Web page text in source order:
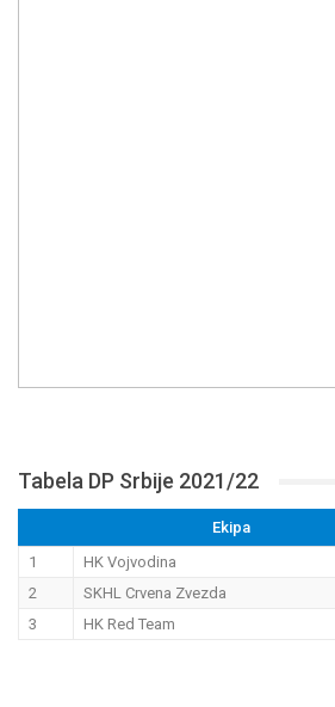
Tabela DP Srbije 2021/22
Ekipa
1
HK Vojvodina
2
SKHL Crvena Zvezda
3
HK Red Team